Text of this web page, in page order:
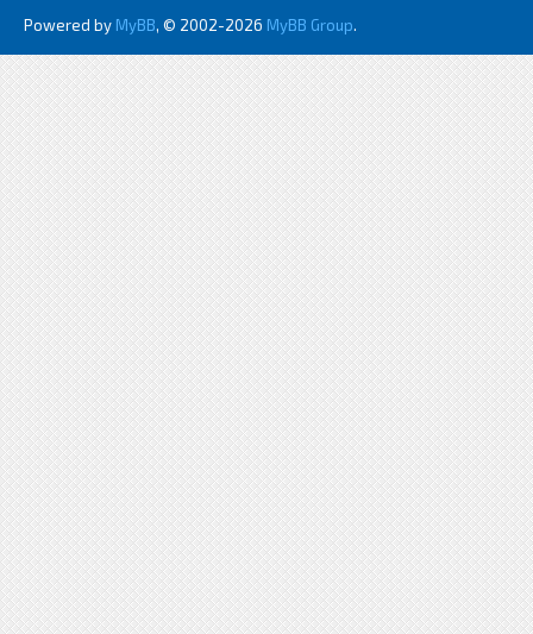
Powered by MyBB, © 2002-2026 MyBB Group.